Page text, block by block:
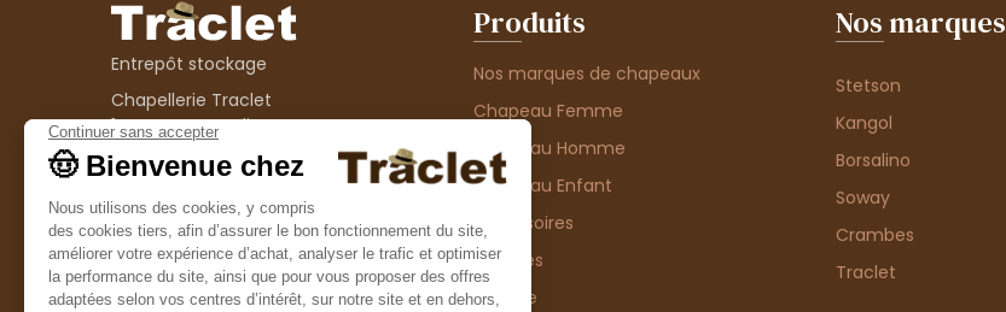
Entrepôt stockage
Chapellerie Traclet
14 Impasse Bardin
42300 Roanne
contact@chapellerie-traclet.com
Boutique
Chapellerie Traclet
4 rue de Cadore
42300 Roanne
Produits
Nos marques de chapeaux
Chapeau Femme
Chapeau Homme
Chapeau Enfant
Accessoires
Thèmes
Matière
Nos marques
Stetson
Kangol
Borsalino
Soway
Crambes
Traclet